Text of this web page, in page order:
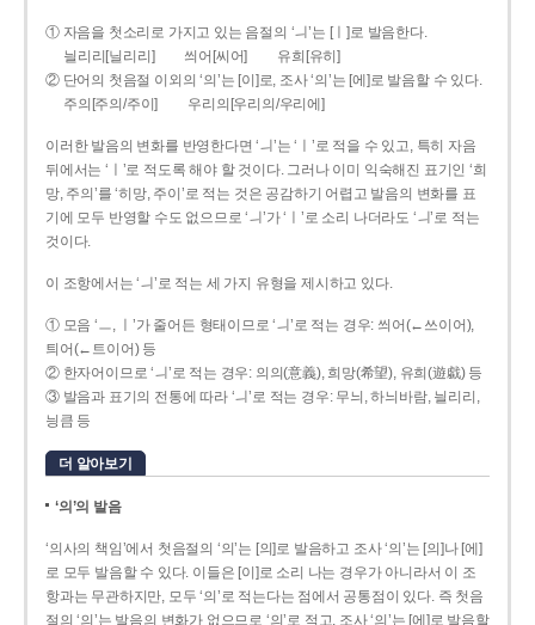
① 자음을 첫소리로 가지고 있는 음절의 ‘ㅢ’는 [ㅣ]로 발음한다.
늴리리[닐리리]
씌어[씨어]
유희[유히]
② 단어의 첫음절 이외의 ‘의’는 [이]로, 조사 ‘의’는 [에]로 발음할 수 있다.
주의[주의/주이]
우리의[우리의/우리에]
이러한 발음의 변화를 반영한다면 ‘ㅢ’는 ‘ㅣ’로 적을 수 있고, 특히 자음
뒤에서는 ‘ㅣ’로 적도록 해야 할 것이다. 그러나 이미 익숙해진 표기인 ‘희
망, 주의’를 ‘히망, 주이’로 적는 것은 공감하기 어렵고 발음의 변화를 표
기에 모두 반영할 수도 없으므로 ‘ㅢ’가 ‘ㅣ’로 소리 나더라도 ‘ㅢ’로 적는
것이다.
이 조항에서는 ‘ㅢ’로 적는 세 가지 유형을 제시하고 있다.
① 모음 ‘ㅡ, ㅣ’가 줄어든 형태이므로 ‘ㅢ’로 적는 경우: 씌어(←쓰이어),
틔어(←트이어) 등
② 한자어이므로 ‘ㅢ’로 적는 경우: 의의(意義), 희망(希望), 유희(遊戱) 등
③ 발음과 표기의 전통에 따라 ‘ㅢ’로 적는 경우: 무늬, 하늬바람, 늴리리,
닁큼 등
더 알아보기
‘의’의 발음
‘의사의 책임’에서 첫음절의 ‘의’는 [의]로 발음하고 조사 ‘의’는 [의]나 [에]
로 모두 발음할 수 있다. 이들은 [이]로 소리 나는 경우가 아니라서 이 조
항과는 무관하지만, 모두 ‘의’로 적는다는 점에서 공통점이 있다. 즉 첫음
절의 ‘의’는 발음의 변화가 없으므로 ‘의’로 적고, 조사 ‘의’는 [에]로 발음할